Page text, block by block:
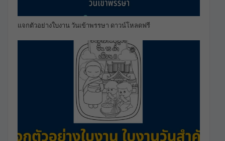
แจกตัวอย่างใบงาน วันเข้าพรรษา ดาวน์โหลดฟรี